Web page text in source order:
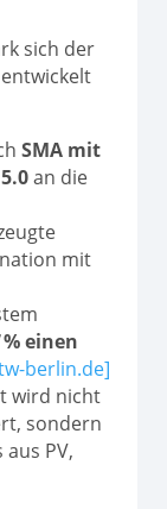
sich der
SMA mit
an die
mit
% einen
berlin.de]
wird nicht
sondern
PV,